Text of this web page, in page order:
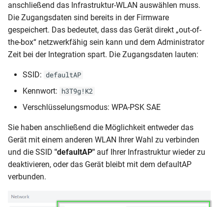
anschließend das Infrastruktur-WLAN auswählen muss.
Die Zugangsdaten sind bereits in der Firmware
gespeichert. Das bedeutet, dass das Gerät direkt „out-of-
the-box“ netzwerkfähig sein kann und dem Administrator
Zeit bei der Integration spart. Die Zugangsdaten lauten:
SSID: defaultAP
Kennwort: h3T9g!K2
Verschlüsselungsmodus: WPA-PSK SAE
Sie haben anschließend die Möglichkeit entweder das
Gerät mit einem anderen WLAN Ihrer Wahl zu verbinden
und die SSID "defaultAP" auf Ihrer Infrastruktur wieder zu
deaktivieren, oder das Gerät bleibt mit dem defaultAP
verbunden.